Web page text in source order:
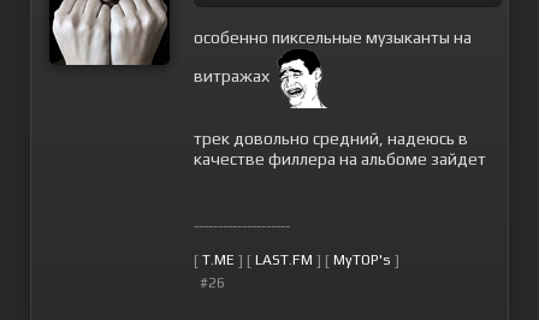
особенно пиксельные музыканты на
витражах
трек довольно средний, надеюсь в
качестве филлера на альбоме зайдет
--------------------
[ T.ME ] [ LAST.FM ] [ MyTOP's ]
#26